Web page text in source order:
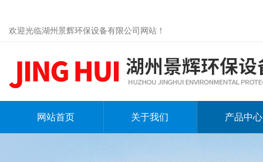
欢迎光临湖州景辉环保设备有限公司网站！
网站首页 关于我们 产品中心